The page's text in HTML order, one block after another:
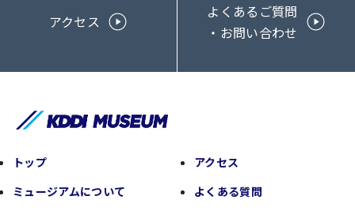
アクセス
よくあるご質問
・お問い合わせ
トップ
ミュージアムについて
アクセス
よくある質問